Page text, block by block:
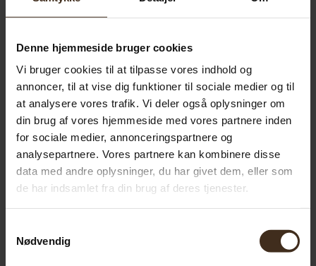
Denne hjemmeside bruger cookies
Vi bruger cookies til at tilpasse vores indhold og
annoncer, til at vise dig funktioner til sociale medier og til
at analysere vores trafik. Vi deler også oplysninger om
din brug af vores hjemmeside med vores partnere inden
for sociale medier, annonceringspartnere og
analysepartnere. Vores partnere kan kombinere disse
data med andre oplysninger, du har givet dem, eller som
de har indsamlet fra din brug af deres tjenester.
Nødvendig
Felco 6 sekatör
756,82SEK Det
ursprungliga
priset
var:
756,82 SEK.
630,42SEK Det
nuvarande
priset
är:
630,42 SEK.